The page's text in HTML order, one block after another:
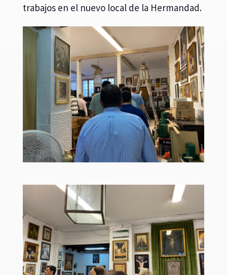
trabajos en el nuevo local de la Hermandad.